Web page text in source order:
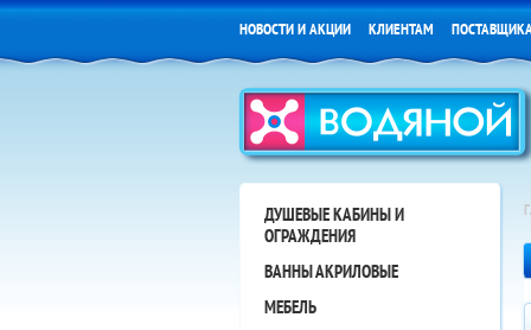
НОВОСТИ И АКЦИИ КЛИЕНТАМ
ДУШЕВЫЕ КАБИНЫ И
ОГРАЖДЕНИЯ
ВАННЫ АКРИЛОВЫЕ
МЕБЕЛЬ